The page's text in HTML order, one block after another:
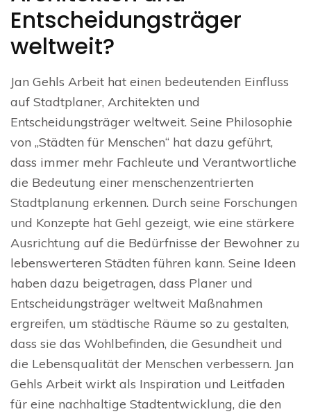
Entscheidungsträger
weltweit?
Jan Gehls Arbeit hat einen bedeutenden Einfluss
auf Stadtplaner, Architekten und
Entscheidungsträger weltweit. Seine Philosophie
von „Städten für Menschen“ hat dazu geführt,
dass immer mehr Fachleute und Verantwortliche
die Bedeutung einer menschenzentrierten
Stadtplanung erkennen. Durch seine Forschungen
und Konzepte hat Gehl gezeigt, wie eine stärkere
Ausrichtung auf die Bedürfnisse der Bewohner zu
lebenswerteren Städten führen kann. Seine Ideen
haben dazu beigetragen, dass Planer und
Entscheidungsträger weltweit Maßnahmen
ergreifen, um städtische Räume so zu gestalten,
dass sie das Wohlbefinden, die Gesundheit und
die Lebensqualität der Menschen verbessern. Jan
Gehls Arbeit wirkt als Inspiration und Leitfaden
für eine nachhaltige Stadtentwicklung, die den